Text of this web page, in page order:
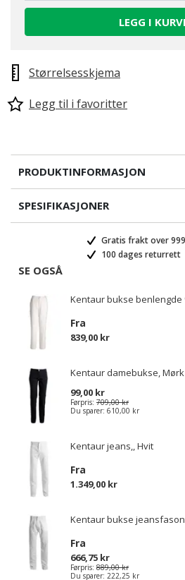
LEGG I
Størrelsesskjema
Legg til i favoritter
PRODUKTINFORMASJON
SPESIFIKASJONER
Gratis frakt over
100 dages returrett
SE OGSÅ
Kentaur bukse benlengde
Fra
839,00 kr
Kentaur damebukse,
99,00 kr
Førpris: 709,00 kr
Du sparer: 610,00 kr
Kentaur jeans,, Hvit
Fra
1.349,00 kr
Kentaur bukse
Fra
666,75 kr
Førpris: 889,00 kr
Du sparer: 222,25 kr